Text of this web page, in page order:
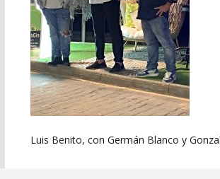
Luis Benito, con Germán Blanco y